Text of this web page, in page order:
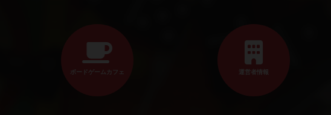
ボードゲームカフェ 運営者情報